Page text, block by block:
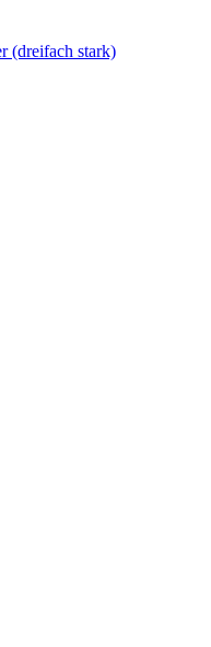
(dreifach stark)